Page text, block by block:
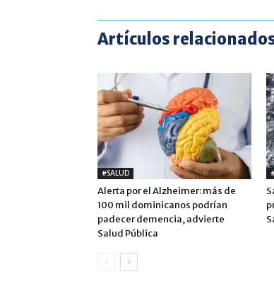
Artículos
#SALUD
Alerta por el Alzheimer: más de
100 mil dominicanos podrían
padecer demencia, advierte
Salud Pública